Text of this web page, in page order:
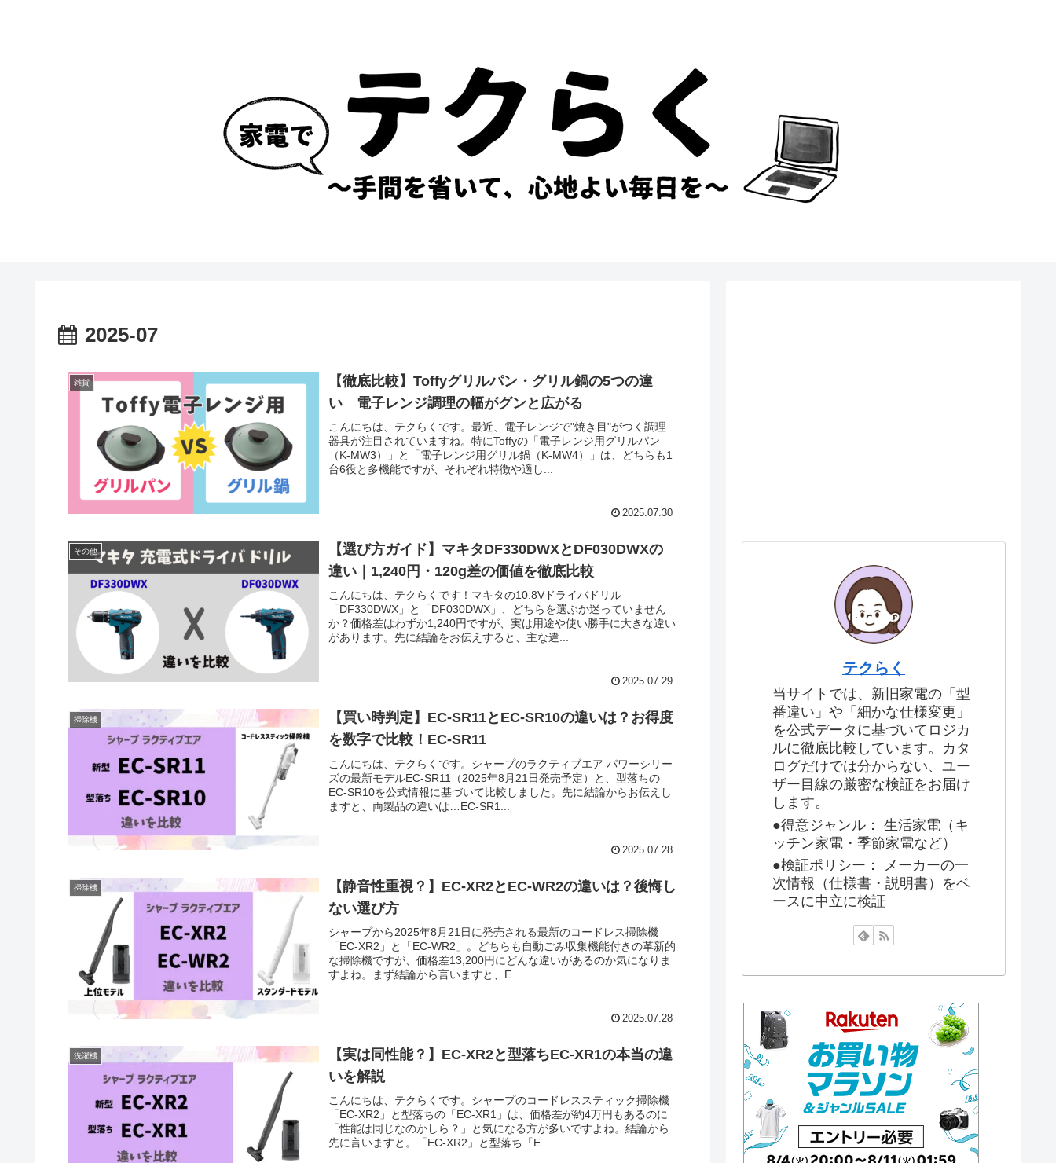
2025-07
雑貨
【徹底比較】Toffyグリルパン・グリル鍋の5つの違
い 電子レンジ調理の幅がグンと広がる
こんにちは、テクらくです。最近、電子レンジで"焼き目"がつく調理
器具が注目されていますね。特にToffyの「電子レンジ用グリルパン
（K-MW3）」と「電子レンジ用グリル鍋（K-MW4）」は、どちらも1
台6役と多機能ですが、それぞれ特徴や適し...
2025.07.30
その他
【選び方ガイド】マキタDF330DWXとDF030DWXの
違い｜1,240円・120g差の価値を徹底比較
こんにちは、テクらくです！マキタの10.8Vドライバドリル
「DF330DWX」と「DF030DWX」、どちらを選ぶか迷っていません
か？価格差はわずか1,240円ですが、実は用途や使い勝手に大きな違い
があります。先に結論をお伝えすると、主な違...
2025.07.29
掃除機
【買い時判定】EC-SR11とEC-SR10の違いは？お得度
を数字で比較！EC-SR11
こんにちは、テクらくです。シャープのラクティブエア パワーシリー
ズの最新モデルEC-SR11（2025年8月21日発売予定）と、型落ちの
EC-SR10を公式情報に基づいて比較しました。先に結論からお伝えし
ますと、両製品の違いは…EC-SR1...
2025.07.28
掃除機
【静音性重視？】EC-XR2とEC-WR2の違いは？後悔し
ない選び方
シャープから2025年8月21日に発売される最新のコードレス掃除機
「EC-XR2」と「EC-WR2」。どちらも自動ごみ収集機能付きの革新的
な掃除機ですが、価格差13,200円にどんな違いがあるのか気になりま
すよね。まず結論から言いますと、E...
2025.07.28
洗濯機
【実は同性能？】EC-XR2と型落ちEC-XR1の本当の違
いを解説
こんにちは、テクらくです。シャープのコードレススティック掃除機
「EC-XR2」と型落ちの「EC-XR1」は、価格差が約4万円もあるのに
「性能は同じなのかしら？」と気になる方が多いですよね。結論から
先に言いますと。「EC-XR2」と型落ち「E...
テクらく
当サイトでは、新旧家電の「型
番違い」や「細かな仕様変更」
を公式データに基づいてロジカ
ルに徹底比較しています。カタ
ログだけでは分からない、ユー
ザー目線の厳密な検証をお届け
します。
●得意ジャンル： 生活家電（キ
ッチン家電・季節家電など）
●検証ポリシー： メーカーの一
次情報（仕様書・説明書）をベ
ースに中立に検証